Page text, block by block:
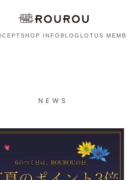
SHOP INFO BLOG LOTUS
NEWS